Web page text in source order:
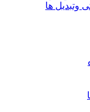
وتبدیل ها